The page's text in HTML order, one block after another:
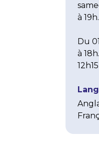
à
Du
à